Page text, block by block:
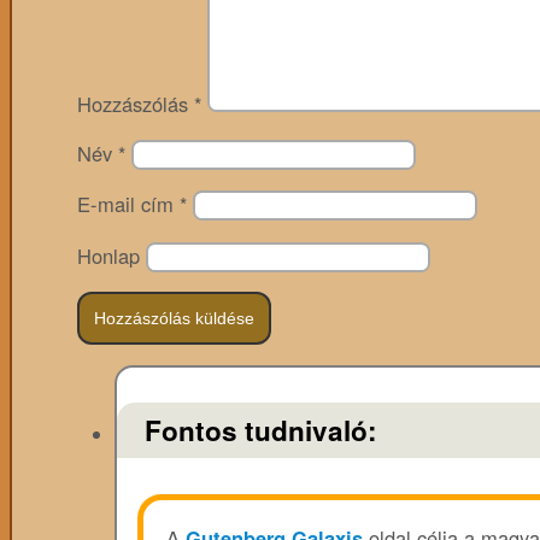
Hozzászólás *
Név *
E-mail cím *
Honlap
Fontos tudnivaló: